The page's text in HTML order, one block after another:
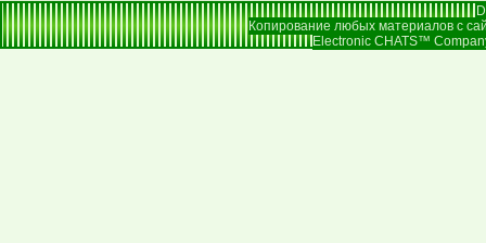
Копирование любых материалов с
Electronic CHATS™